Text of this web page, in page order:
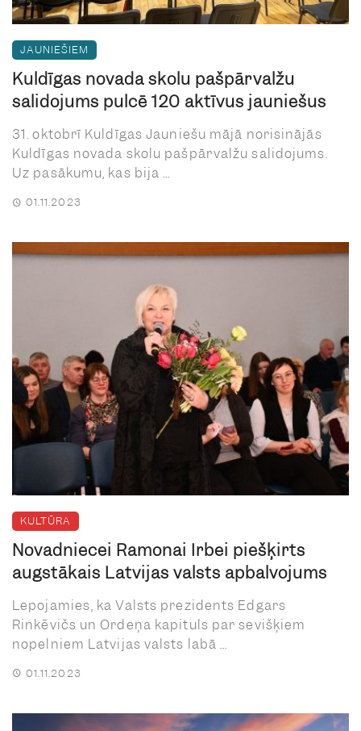
JAUNIEŠIEM
Kuldīgas novada skolu pašpārvalžu
salidojums pulcē 120 aktīvus jauniešus
31. oktobrī Kuldīgas Jauniešu mājā norisinājās
Kuldīgas novada skolu pašpārvalžu salidojums.
Uz pasākumu, kas bija ...
01.11.2023
KULTŪRA
Novadniecei Ramonai Irbei piešķirts
augstākais Latvijas valsts apbalvojums
Lepojamies, ka Valsts prezidents Edgars
Rinkēvičs un Ordeņa kapituls par sevišķiem
nopelniem Latvijas valsts labā ...
01.11.2023